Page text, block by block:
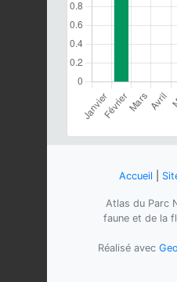
Accueil
Atlas du Parc
faune et de la
Réalisé avec